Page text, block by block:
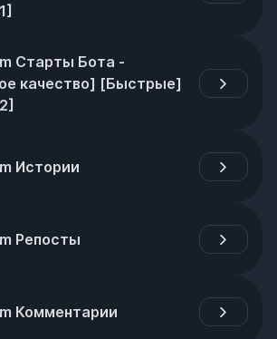
Старты Бота -
качество] [Быстрые]
Истории
Репосты
Комментарии